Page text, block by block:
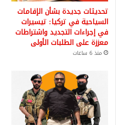
تحديثات جديدة بشأن الإقامات
السياحية في تركيا: تيسيرات
في إجراءات التجديد واشتراطات
معززة على الطلبات الأولى
منذ 6 ساعات